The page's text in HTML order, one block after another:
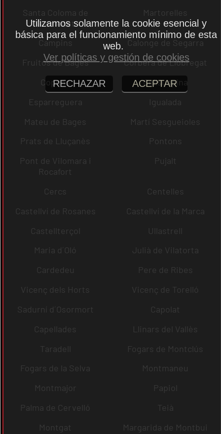
Santa Coloma de
Gramenet
Martorelles
Campins
Calonge de Segarra
Fruitós de Bages
Corbera de Llobregat
Copons
Collsuspina
Esparreguera
Igualada
Mateu de Bages
Martí Sesgueioles
Prats de Lluçanès
Pontons
Pont de Vilomara i
Rocafort
Pujalt
Cercs
Centelles
Castellví de Rosanes
Castellví de la Marca
Castellterçol
Ullastrell
Maria d´Oló
Julià de Vilatorta
Cardedeu
Pere de Ribes
Vicenç dels Horts
Vicenç de Torelló
Sadurní d´Osormort
Capolat
Capellades
Llinars del Vallès
Taradell
Fogars de Montclús
Fogars de la Selva
Montmaneu
Montmajor
Papiol
Palma de Cervelló
Teià
Montgat
Margarida de Montbui
Utilizamos solamente la cookie esencial y
básica para el funcionamiento mínimo de esta
web.
Ver políticas y gestión de cookies
RECHAZAR ACEPTAR